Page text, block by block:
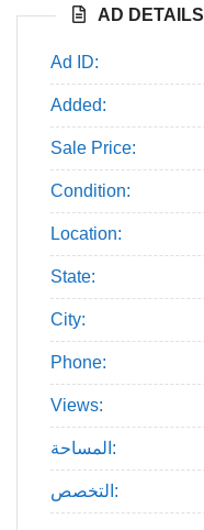
AD DETAILS
Ad ID:
Added:
Sale Price:
Condition:
Location:
State:
City:
Phone:
Views:
المساحة:
التخصص: